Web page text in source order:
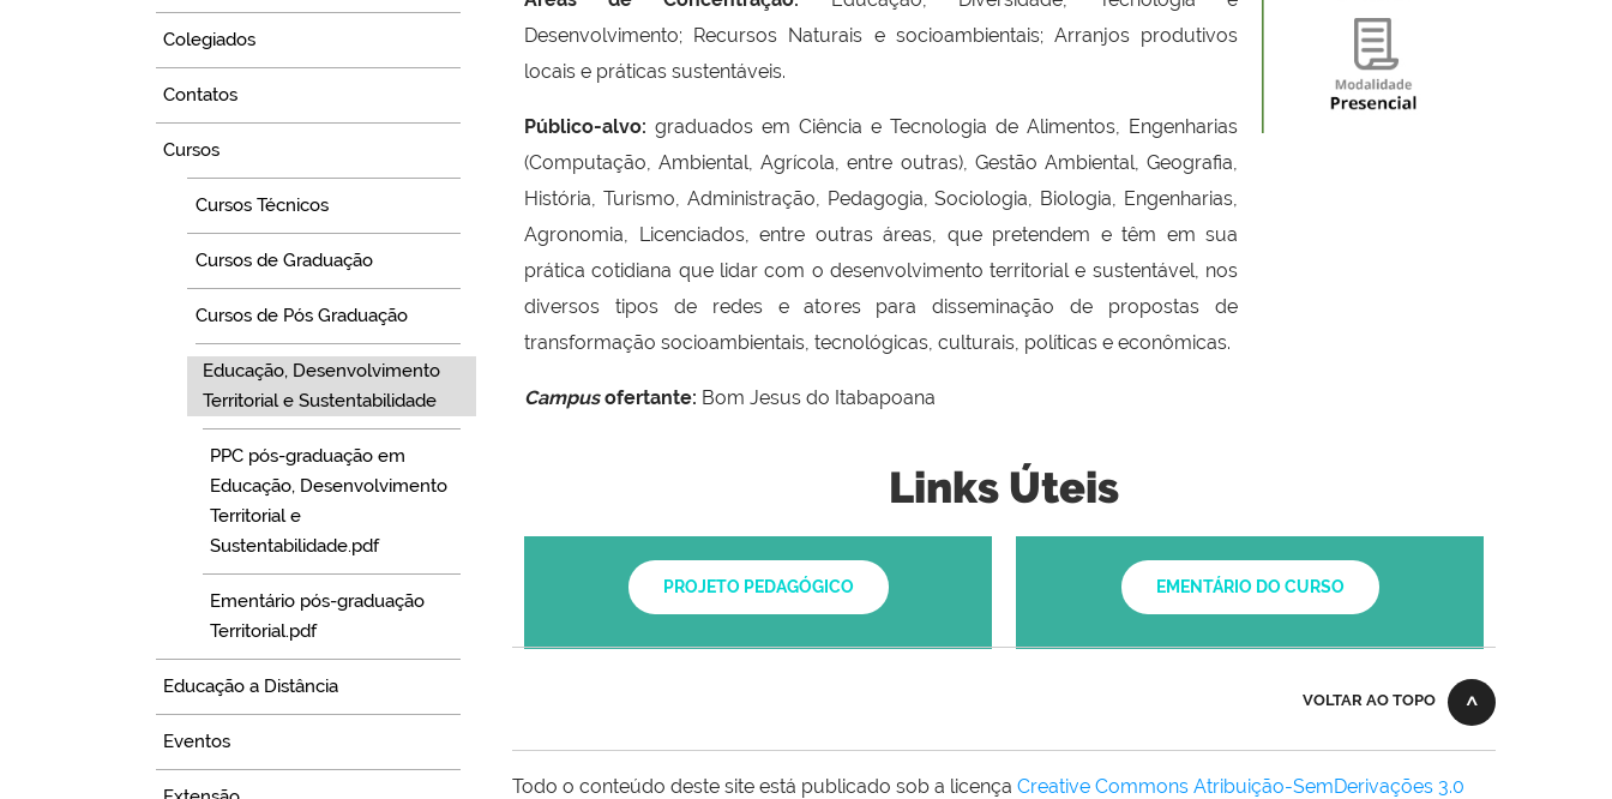
Colegiados
Contatos
Cursos
Cursos Técnicos
Cursos de Graduação
Cursos de Pós Graduação
Educação, Desenvolvimento
Territorial e Sustentabilidade
PPC pós-graduação em
Educação, Desenvolvimento
Territorial e
Sustentabilidade.pdf
Ementário pós-graduação
Territorial.pdf
Educação a Distância
Eventos
Desenvolvimento; Recursos Naturais e socioambientais; Arranjos produtivos
locais e práticas sustentáveis.
Público-alvo: graduados em Ciência e Tecnologia de Alimentos, Engenharias
(Computação, Ambiental, Agrícola, entre outras), Gestão Ambiental, Geografia,
História, Turismo, Administração, Pedagogia, Sociologia, Biologia, Engenharias,
Agronomia, Licenciados, entre outras áreas, que pretendem e têm em sua
prática cotidiana que lidar com o desenvolvimento territorial e sustentável, nos
diversos tipos de redes e atores para disseminação de propostas de
transformação socioambientais, tecnológicas, culturais, políticas e econômicas.
Campus ofertante: Bom Jesus do Itabapoana
Links Úteis
PROJETO PEDAGÓGICO EMENTÁRIO DO CURSO
VOLTAR AO TOPO
Todo o conteúdo deste site está publicado sob a licença Creative Commons Atribuição-SemDerivações 3.0